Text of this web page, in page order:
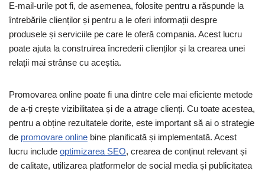
E-mail-urile pot fi, de asemenea, folosite pentru a răspunde la
întrebările clienților și pentru a le oferi informații despre
produsele și serviciile pe care le oferă compania. Acest lucru
poate ajuta la construirea încrederii clienților și la crearea unei
relații mai strânse cu aceștia.
Promovarea online poate fi una dintre cele mai eficiente metode
de a-ți crește vizibilitatea și de a atrage clienți. Cu toate acestea,
pentru a obține rezultatele dorite, este important să ai o strategie
de promovare online bine planificată și implementată. Acest
lucru include optimizarea SEO, crearea de conținut relevant și
de calitate, utilizarea platformelor de social media și publicitatea